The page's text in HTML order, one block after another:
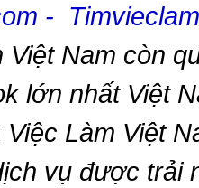
-
Việt Nam còn
lớn nhất Việt
Việc Làm Việt
vụ được trải